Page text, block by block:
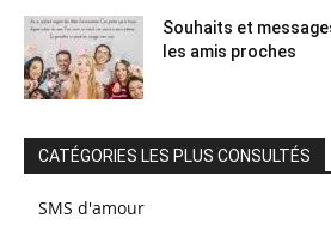
Souhaits et
les amis proches
CATÉGORIES LES PLUS CONSULTÉS
SMS d'amour